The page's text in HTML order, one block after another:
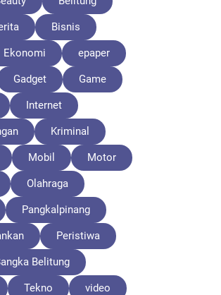
Bisnis
Ekonomi epaper
Gadget Game
Internet
Kriminal
Mobil Motor
Olahraga
Pangkalpinang
Peristiwa
Belitung
Tekno video